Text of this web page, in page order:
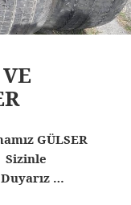
GÜLSER
Sizinle
Duyarız …